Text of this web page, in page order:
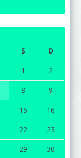
S D
1 2
8 9
15 16
22 23
29 30